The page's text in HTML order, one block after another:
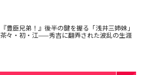
『豊臣兄弟！』後半の鍵を握る「浅井三姉妹」
茶々・初・江——秀吉に翻弄された波乱の生涯